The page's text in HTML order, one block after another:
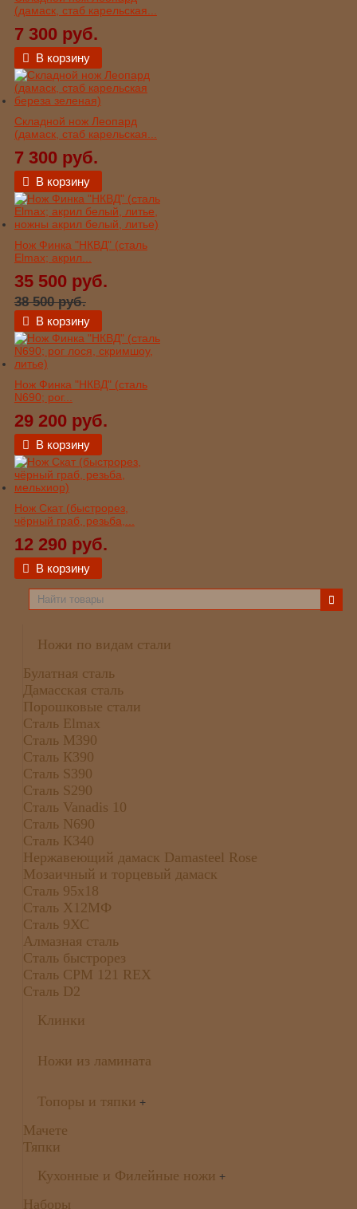
(дамаск, стаб карельская...
7 300 руб.
В корзину
Складной нож Леопард
(дамаск, стаб карельская...
7 300 руб.
В корзину
Нож Финка "НКВД" (сталь
Elmax; акрил...
35 500 руб.
38 500 руб.
В корзину
Нож Финка "НКВД" (сталь
N690; рог...
29 200 руб.
В корзину
Нож Скат (быстрорез,
чёрный граб, резьба,...
12 290 руб.
В корзину
Ножи по видам стали
Булатная сталь
Дамасская сталь
Порошковые стали
Сталь Elmax
Сталь М390
Сталь К390
Сталь S390
Сталь S290
Сталь Vanadis 10
Сталь N690
Сталь К340
Нержавеющий дамаск Damasteel Rose
Мозаичный и торцевый дамаск
Сталь 95х18
Сталь Х12МФ
Сталь 9ХС
Алмазная сталь
Сталь быстрорез
Сталь CPM 121 REX
Сталь D2
Клинки
Ножи из ламината
Топоры и тяпки +
Мачете
Тяпки
Кухонные и Филейные ножи +
Наборы